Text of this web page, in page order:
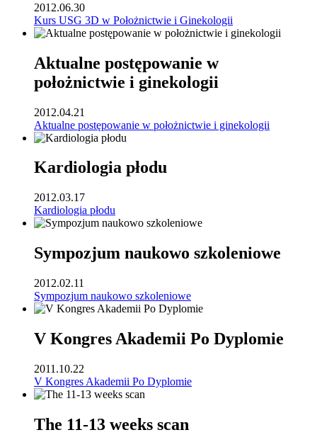
2012.06.30
Kurs USG 3D w Położnictwie i Ginekologii
Aktualne postępowanie w
położnictwie i ginekologii
2012.04.21
Aktualne postępowanie w położnictwie i ginekologii
Kardiologia płodu
2012.03.17
Kardiologia płodu
Sympozjum naukowo szkoleniowe
2012.02.11
Sympozjum naukowo szkoleniowe
V Kongres Akademii Po Dyplomie
2011.10.22
V Kongres Akademii Po Dyplomie
The 11-13 weeks scan